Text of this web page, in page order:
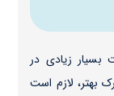
بسیار زیادی در
بهتر، لازم است